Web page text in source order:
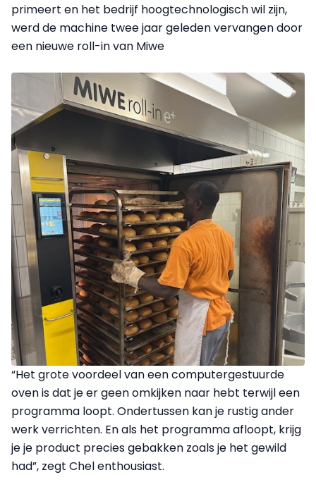
primeert en het bedrijf hoogtechnologisch wil zijn,
werd de machine twee jaar geleden vervangen door
een nieuwe roll-in van Miwe
“Het grote voordeel van een computergestuurde
oven is dat je er geen omkijken naar hebt terwijl een
programma loopt. Ondertussen kan je rustig ander
werk verrichten. En als het programma afloopt, krijg
je je product precies gebakken zoals je het gewild
had”, zegt Chel enthousiast.